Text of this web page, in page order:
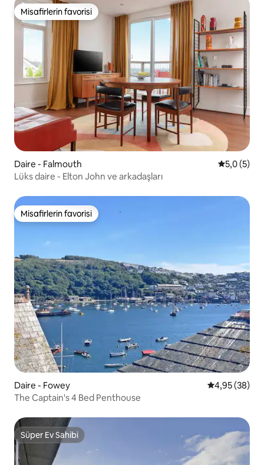
Misafirlerin favorisi
Misafirlerin favorisi
Daire - Falmouth 55,0 (5)
Lüks daire - Elton John ve arkadaşları
Misafirlerin favorisi
Misafirlerin favorisi
Daire - Fowey 5 üzerinden
4,95 (38)
The Captain's 4 Bed Penthouse
Süper Ev Sahibi
Süper Ev Sahibi